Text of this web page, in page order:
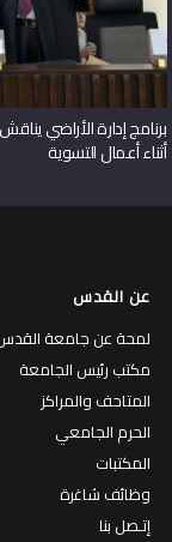
برنامج إدارة الأراضي
أثناء أعمال التسوية
عن القدس
لمحة عن جامعة
مكتب رئيس الجامعة
المتاحف والمراكز
الحرم الجامعي
المكتبات
وظائف شاغرة
إتـصل بنا